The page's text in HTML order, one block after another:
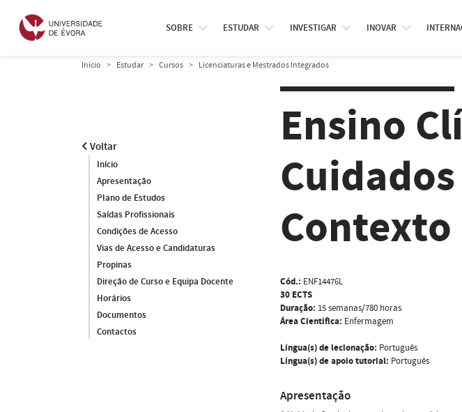
SOBRE ESTUDAR INVESTIGAR INOVAR
Início Estudar Cursos Licenciaturas e Mestrados Integrados
Voltar
Início
Apresentação
Plano de Estudos
Saídas Profissionais
Condições de Acesso
Vias de Acesso e Candidaturas
Propinas
Direção de Curso e Equipa Docente
Horários
Documentos
Contactos
Ensino
Cód.: ENF14476L
30 ECTS
Duração: 15 semanas/780 horas
Área Científica: Enfermagem
Língua(s) de lecionação: Português
Língua(s) de apoio tutorial: Português
Apresentação